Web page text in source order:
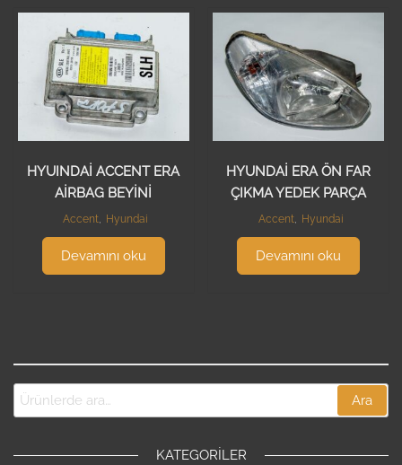
HYUINDAİ ACCENT ERA
AİRBAG BEYİNİ
Accent Hyundai
Devamını oku
HYUNDAİ ERA ÖN FAR
ÇIKMA YEDEK PARÇA
Accent, Hyundai
Devamını oku
Ara
KATEGORILER